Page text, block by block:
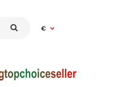
€